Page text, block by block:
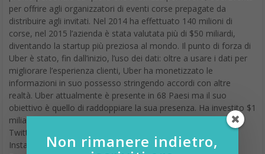
per offrire agli organizzatori di eventi corse prepagate da
distribuire agli invitati. Nel 2014 ha effettuato 140 milioni di
corse, nel 2015 l’azienda è stata valutata più di $50 miliardi,
diventando la startup più preziosa al mondo. Il punto di forza di
Uber è stato, fin dall’inizio, l’uso dei dati: oltre a usare i dati per
migliorare l’esperienza clienti, Uber ha monetizzato le
informazioni in suo possesso stringendo accordi con altre
realtà. Uber attualmente è presente in 68 Paesi ma il suo
obiettivo è quello di raddoppiare la sua presenza. Ha investito $1
miliardo in India e $1.2 miliardi in China.
Twitter:
Instagram: @uberNon rimanere indietro,